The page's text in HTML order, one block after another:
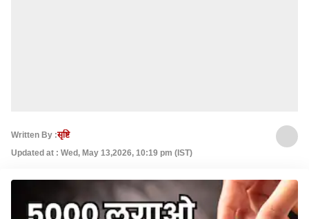
Written By :सृष्टि
Updated at : Wed, May 13,2026, 10:19 pm (IST)